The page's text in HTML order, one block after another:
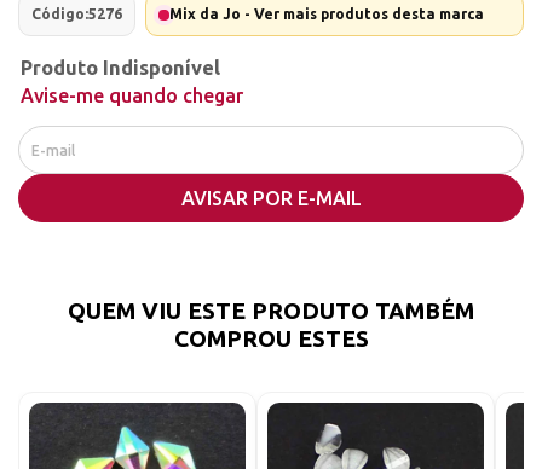
Código:5276 Mix da Jo - Ver mais produtos desta marca
Produto Indisponível
Avise-me quando chegar
AVISAR POR E-MAIL
QUEM VIU ESTE PRODUTO TAMBÉM
COMPROU ESTES